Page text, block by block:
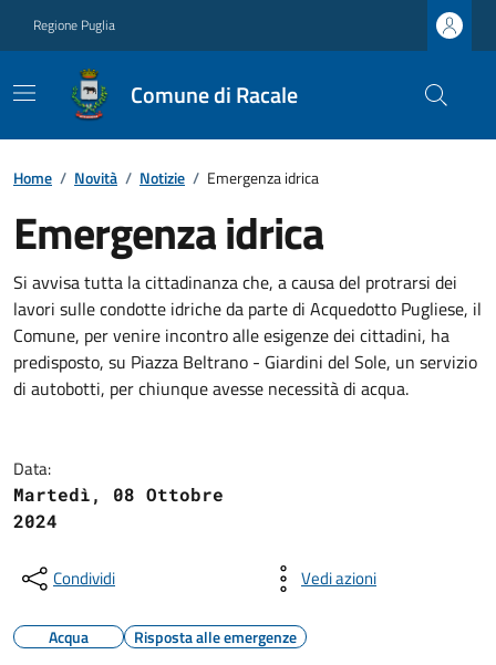
Regione Puglia
Comune di Racale
Home / Novità / Notizie / Emergenza idrica
Emergenza idrica
Si avvisa tutta la cittadinanza che, a causa del protrarsi dei
lavori sulle condotte idriche da parte di Acquedotto Pugliese, il
Comune, per venire incontro alle esigenze dei cittadini, ha
predisposto, su Piazza Beltrano - Giardini del Sole, un servizio
di autobotti, per chiunque avesse necessità di acqua.
Data:
Martedì, 08 Ottobre
2024
Condividi Vedi azioni
Acqua Risposta alle emergenze